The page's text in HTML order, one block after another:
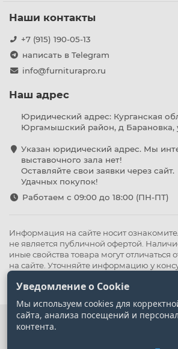
Наши контакты
+7 (915) 190-05-13
написать в Telegram
info@furniturapro.ru
Наш адрес
Юридический адрес: Курганская
Юргамышский район, д Барановка,
Указан юридический адрес. Мы
выставочного зала нет!
Оставляйте свои заявки через сайт.
Удачных покупок!
Работаем с 09:00 до 18:00 (ПН-ПТ)
Информация на сайте носит
не является публичной офертой.
иные свойства товара могут отличаться
на сайте. Уточняйте информацию у
cookie
Уведомление о Cookie
Мы используем cookies для
сайта, анализа посещений и
контента.